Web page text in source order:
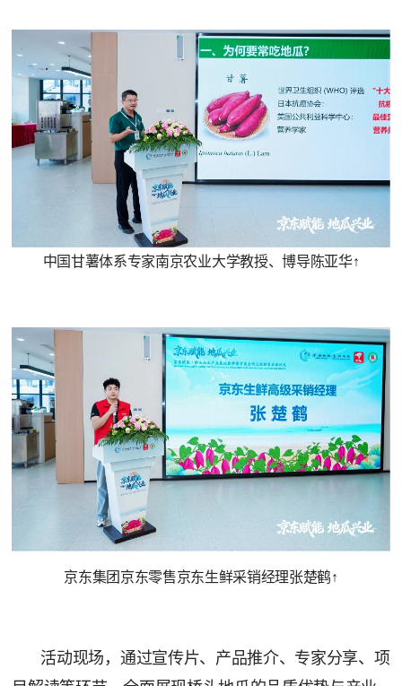
中国甘薯体系专家南京农业大学教授、博导陈亚华↑
京东集团京东零售京东生鲜采销经理张楚鹤↑
活动现场，通过宣传片、产品推介、专家分享、项